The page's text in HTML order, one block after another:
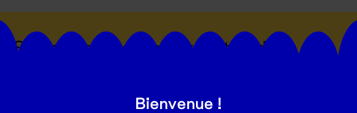
Suivez toutes les actualités du
Bienvenue !